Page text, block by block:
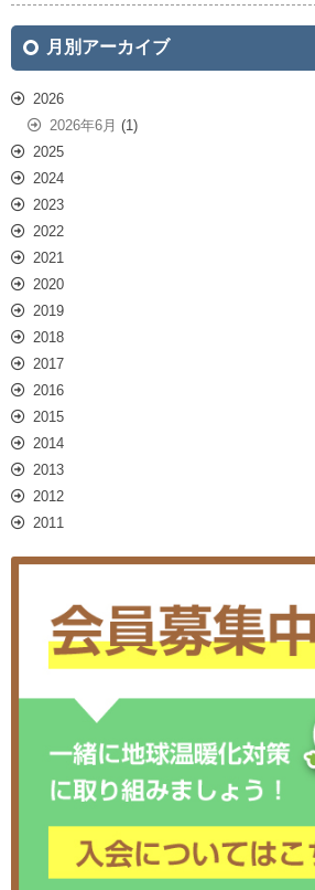
月別アーカイブ
2026
2026年6月 (1)
2025
2024
2023
2022
2021
2020
2019
2018
2017
2016
2015
2014
2013
2012
2011